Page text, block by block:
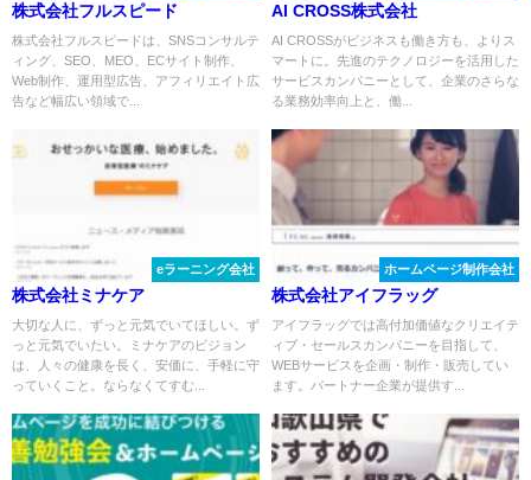
株式会社フルスピード
株式会社フルスピードは、SNSコンサルテ
ィング、SEO、MEO、ECサイト制作、
Web制作、運用型広告、アフィリエイト広
告など幅広い領域で...
AI CROSS株式会社
AI CROSSがビジネスも働き方も、よりス
マートに。先進のテクノロジーを活用した
サービスカンパニーとして、企業のさらな
る業務効率向上と、働...
eラーニング会社
株式会社ミナケア
大切な人に、ずっと元気でいてほしい。ず
っと元気でいたい。ミナケアのビジョン
は、人々の健康を長く、安価に、手軽に守
っていくこと。ならなくてすむ...
ホームページ制作会社
株式会社アイフラッグ
アイフラッグでは高付加価値なクリエイテ
ィブ・セールスカンパニーを目指して、
WEBサービスを企画・制作・販売してい
ます。パートナー企業が提供す...